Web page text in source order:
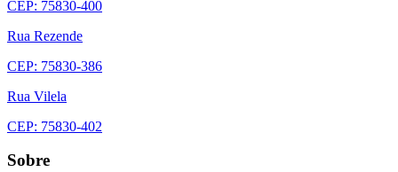
CEP: 75830-400
Rua Rezende
CEP: 75830-386
Rua Vilela
CEP: 75830-402
Sobre